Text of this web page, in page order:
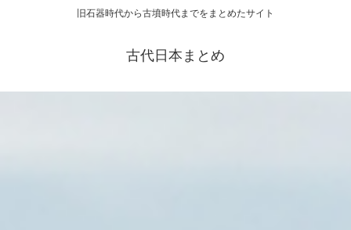
旧石器時代から古墳時代までをまとめたサイト
古代日本まとめ